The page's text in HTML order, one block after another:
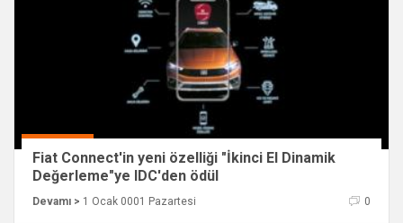
Fiat Connect'in yeni özelliği "İkinci El Dinamik
Değerleme"ye IDC'den ödül
Devamı > 1 Ocak 0001 Pazartesi 0